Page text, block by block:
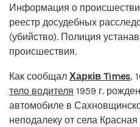
Информация о
реестр досудебных
(убийство). Полиция
происшествия.
Как сообщал Харків Times,
тело водителя 1959 г.
автомобиле в
неподалеку от села Красная